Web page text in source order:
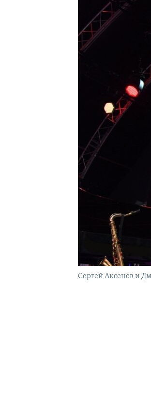
УКРАИНСКАЯ ПРОБЛЕМА КРЫМА
Сергей Аксенов и